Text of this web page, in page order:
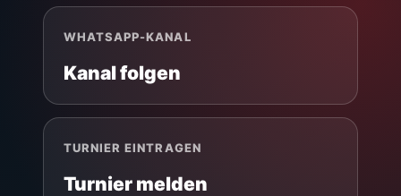
WHATSAPP-KANAL
Kanal folgen
TURNIER EINTRAGEN
Turnier melden